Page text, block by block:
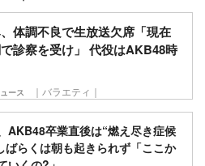
体調不良で生放送欠席「現在
診察を受け」 代役はAKB48時
ース ｜バラエティ｜
AKB48卒業直後は“燃え尽き症候
ばらくは朝も起きられず「ここか